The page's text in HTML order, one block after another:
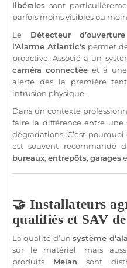
libérales sont
parfois moins visibles ou
Le Détecteur
l'Alarme Atlantic'spermet de
proactive. Associé à un
caméra connectée et à
alerte dès la première
intrusion physique.
Dans un contexte
faire la différence entre
dégradations. C’est
est souvent recommandé
bureaux, entrepôts, garages
🤝 Installateurs
qualifiés et SAV
La qualité d’unsystème d’
sur le matériel, mais
produits Meian sont